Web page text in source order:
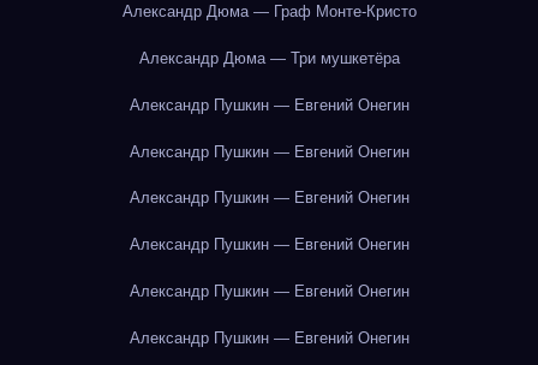
Александр Дюма — Граф Монте-Кристо
Александр Дюма — Три мушкетёра
Александр Пушкин — Евгений Онегин
Александр Пушкин — Евгений Онегин
Александр Пушкин — Евгений Онегин
Александр Пушкин — Евгений Онегин
Александр Пушкин — Евгений Онегин
Александр Пушкин — Евгений Онегин